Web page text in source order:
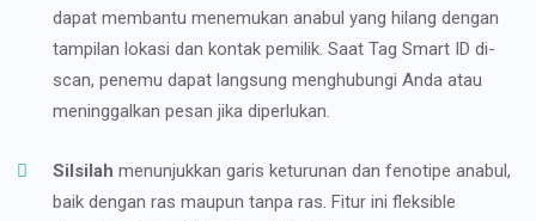
dapat membantu menemukan anabul yang hilang dengan
tampilan lokasi dan kontak pemilik. Saat Tag Smart ID di-
scan, penemu dapat langsung menghubungi Anda atau
meninggalkan pesan jika diperlukan.
Silsilah menunjukkan garis keturunan dan fenotipe anabul,
baik dengan ras maupun tanpa ras. Fitur ini fleksible